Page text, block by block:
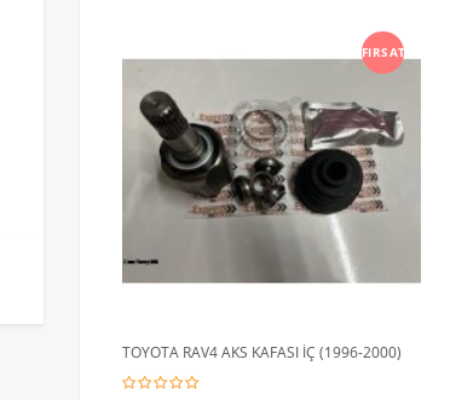
FIRSAT
TOYOTA RAV4 AKS KAFASI İÇ (1996-2000)